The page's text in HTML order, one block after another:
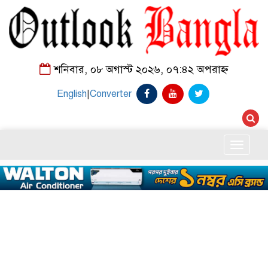
শনিবার, ০৮ অগাস্ট ২০২৬, ০৭:৪২ অপরাহ্ন
English|Converter